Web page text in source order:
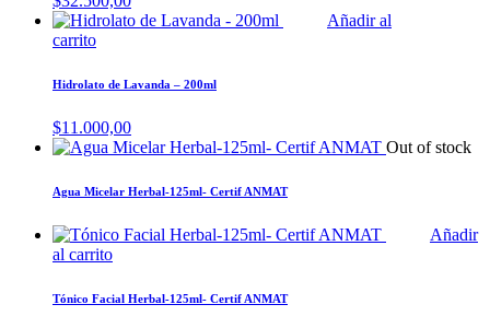
Añadir al
carrito
Hidrolato de Lavanda – 200ml
$11.000,00
Out of stock
Agua Micelar Herbal-125ml- Certif ANMAT
Añadir
al carrito
Tónico Facial Herbal-125ml- Certif ANMAT